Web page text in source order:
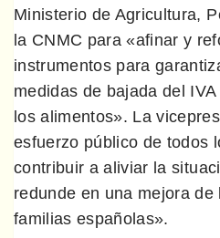
Ministerio de Agricultura,
la CNMC para «afinar y
instrumentos para
medidas de bajada del
los alimentos». La
esfuerzo público de todos
contribuir a aliviar la
redunde en una mejora
familias españolas».